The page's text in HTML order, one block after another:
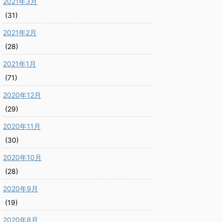
(31)
2021年2月
(28)
2021年1月
(71)
2020年12月
(29)
2020年11月
(30)
2020年10月
(28)
2020年9月
(19)
2020年8月